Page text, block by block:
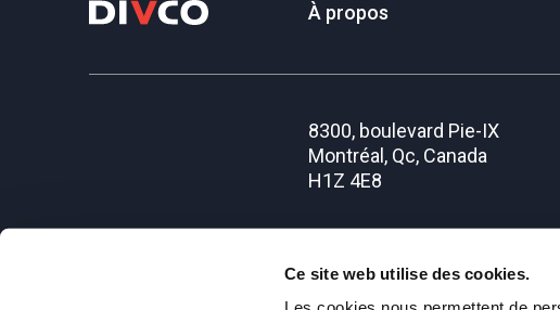
Ce site web utilise des cookies.
À propos
8300, boulevard Pie-IX
Montréal, Qc, Canada
H1Z 4E8